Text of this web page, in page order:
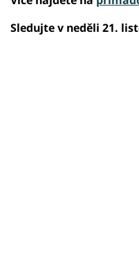
Sledujte v neděli 21.